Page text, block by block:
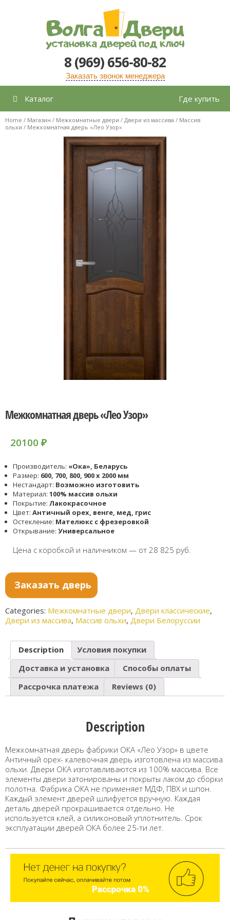
содержимому
8 (969) 656-80-82
Заказать звонок менеджера
Каталог Где купить
Home / Магазин / Межкомнатные двери / Двери из массива / Массив
ольхи / Межкомнатная дверь «Лео Узор»
Межкомнатная дверь «Лео Узор»
20100 ₽
Производитель: «Ока», Беларусь
Размер: 600, 700, 800, 900 x 2000 мм
Нестандарт: Возможно изготовить
Материал: 100% массив ольхи
Покрытие: Лакокрасочное
Цвет: Античный орех, венге, мед, грис
Остекление: Мателюкс с фрезеровкой
Открывание: Универсальное
Цена с коробкой и наличником — от 28 825 руб.
Заказать дверь
Categories: Межкомнатные двери, Двери классические,
Двери из массива, Массив ольхи, Двери Белоруссии
Description
Условия покупки
Доставка и установка
Способы оплаты
Рассрочка платежа
Reviews (0)
Description
Межкомнатная дверь фабрики ОКА «Лео Узор» в цвете
Античный орех- калевочная дверь изготовлена из массива
ольхи. Двери ОКА изготавливаются из 100% массива. Все
элементы двери затонированы и покрыты лаком до сборки
полотна. Фабрика ОКА не применяет МДФ, ПВХ и шпон.
Каждый элемент дверей шлифуется вручную. Каждая
деталь дверей прокрашивается отдельно. Не
используется клей, а силиконовый уплотнитель. Срок
эксплуатации дверей ОКА более 25-ти лет.